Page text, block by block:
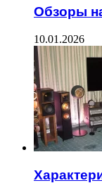
Обзоры
10.01.2026